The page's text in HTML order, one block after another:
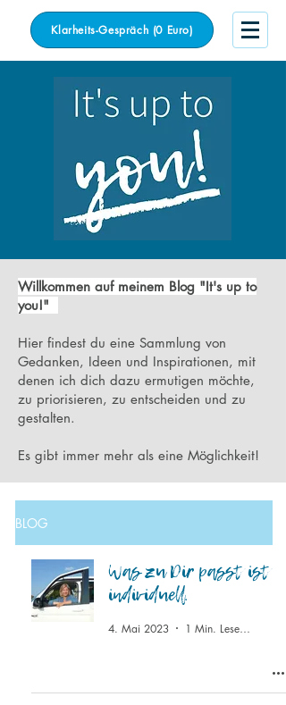
Klarheits-Gespräch (0 Euro)
Willkommen auf meinem Blog "It's up to
you!"
Hier findest du eine Sammlung von
Gedanken, Ideen und Inspirationen, mit
denen ich dich dazu ermutigen möchte,
zu priorisieren, zu entscheiden und zu
gestalten.
Es gibt immer mehr als eine Möglichkeit!
BLOG
Was zu Dir passt ist
individuell.
4. Mai 2023 1 Min. Lesezeit